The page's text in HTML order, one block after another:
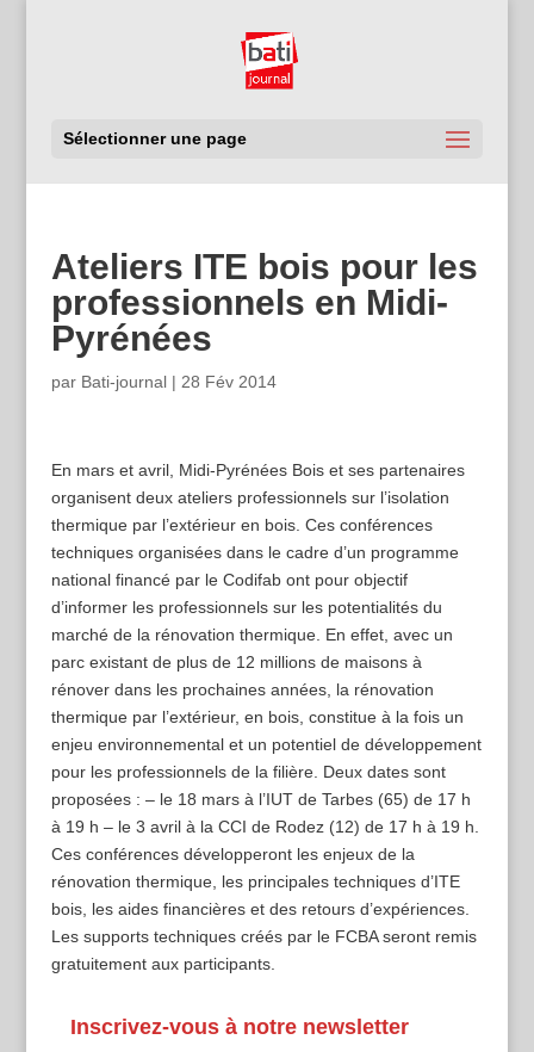
Sélectionner une page
Ateliers ITE bois pour les
professionnels en Midi-
Pyrénées
par Bati-journal| 28 Fév 2014
En mars et avril, Midi-Pyrénées Bois et ses partenaires
organisent deux ateliers professionnels sur l’isolation
thermique par l’extérieur en bois. Ces conférences
techniques organisées dans le cadre d’un programme
national financé par le Codifab ont pour objectif
d’informer les professionnels sur les potentialités du
marché de la rénovation thermique. En effet, avec un
parc existant de plus de 12 millions de maisons à
rénover dans les prochaines années, la rénovation
thermique par l’extérieur, en bois, constitue à la fois un
enjeu environnemental et un potentiel de développement
pour les professionnels de la filière. Deux dates sont
proposées : – le 18 mars à l’IUT de Tarbes (65) de 17 h
à 19 h – le 3 avril à la CCI de Rodez (12) de 17 h à 19 h.
Ces conférences développeront les enjeux de la
rénovation thermique, les principales techniques d’ITE
bois, les aides financières et des retours d’expériences.
Les supports techniques créés par le FCBA seront remis
gratuitement aux participants.
Inscrivez-vous à notre newsletter